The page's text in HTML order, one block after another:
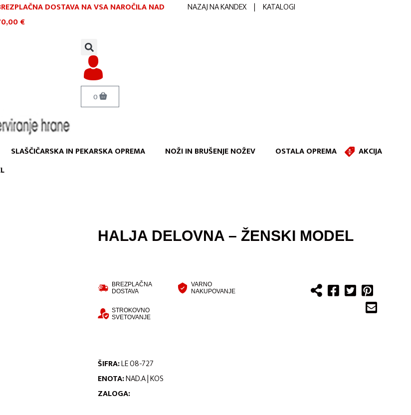
DOSTAVA NA VSA NAROČILANAD
€
NAZAJ NA KANDEX | KATALOGI
0
SLAŠČIČARSKA IN PEKARSKA OPREMA NOŽI IN BRUŠENJE NOŽEV OSTALA OPREMA
AKCIJA
HALJA DELOVNA – ŽENSKI MODEL
BREZPLAČNA
DOSTAVA
VARNO
NAKUPOVANJE
STROKOVNO
SVETOVANJE
ŠIFRA:LE 08-727
ENOTA:NAD.A | KOS
ZALOGA: